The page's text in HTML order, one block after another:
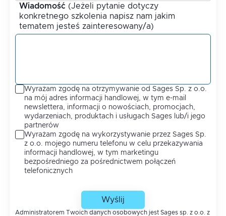
Wiadomość (Jeżeli pytanie dotyczy
konkretnego szkolenia napisz nam jakim
tematem jesteś zainteresowany/a)
Wyrażam zgodę na otrzymywanie od Sages Sp. z o.o.
na mój adres informacji handlowej, w tym e-mail
newslettera, informacji o nowościach, promocjach,
wydarzeniach, produktach i usługach Sages lub/i jego
partnerów
Wyrażam zgodę na wykorzystywanie przez Sages Sp.
z o.o. mojego numeru telefonu w celu przekazywania
informacji handlowej, w tym marketingu
bezpośredniego za pośrednictwem połączeń
telefonicznych
Wyślij
Administratorem Twoich danych osobowych jest Sages sp. z o.o. z